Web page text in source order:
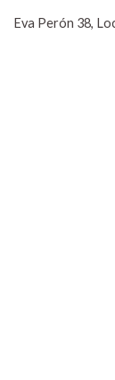
Eva Perón 38,